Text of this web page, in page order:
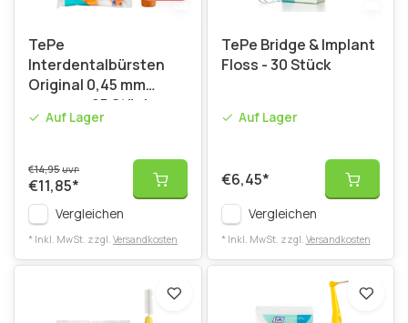
TePe
Interdentalbürsten
Original 0,45 mm
orange - 25 Stück
Auf Lager
€14,95UVP
€11,85*
Vergleichen
* Inkl. MwSt. zzgl. Versandkosten
TePe Bridge & Implant
Floss - 30 Stück
Auf Lager
€6,45*
Vergleichen
* Inkl. MwSt. zzgl. Versandkosten